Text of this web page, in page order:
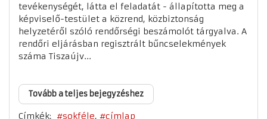
tevékenységét, látta el feladatát - állapította meg a
képviselő-testület a közrend, közbiztonság
helyzetéről szóló rendőrségi beszámolót tárgyalva. A
rendőri eljárásban regisztrált bűncselekmények
száma Tiszaújv...
Tovább a teljes bejegyzéshez
Címkék: sokféle címlap